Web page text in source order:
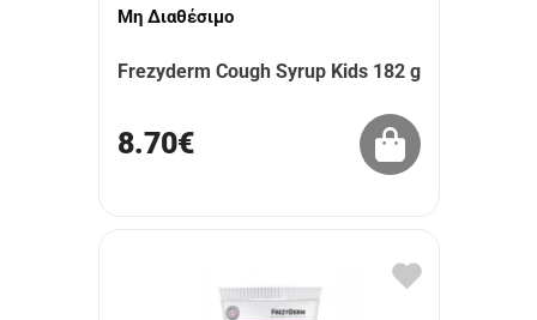
Μη Διαθέσιμο
Frezyderm Cough Syrup Kids 182 g
8.70€